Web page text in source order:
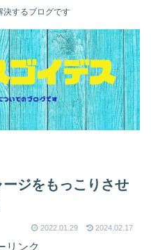
決するブログです
ジをもっこりさせ
2022.01.29 2024.02.17
リンク